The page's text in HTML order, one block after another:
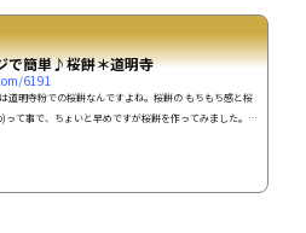
で簡単♪桜餅＊道明寺
6191
道明寺粉での桜餅なんですよね。桜餅の もちもち感と桜
って事で、ちょいと早めですが桜餅を作ってみました。和